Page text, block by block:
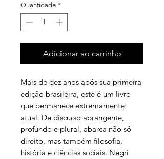
Quantidade *
Adicionar ao carrinho
Mais de dez anos após sua primeira
edição brasileira, este é um livro
que permanece extremamente
atual. De discurso abrangente,
profundo e plural, abarca não só
direito, mas também filosofia,
história e ciências sociais. Negri